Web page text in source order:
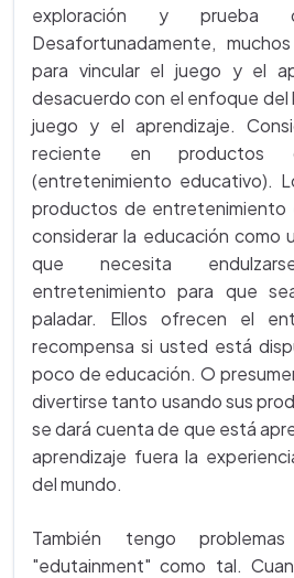
exploración y prueba
Desafortunadamente,
para vincular el juego y el
desacuerdo con el enfoque del
juego y el aprendizaje.
reciente en productos
(entretenimiento educativo).
productos de entretenimiento
considerar la educación como
que necesita
entretenimiento para que
paladar. Ellos ofrecen el
recompensa si usted está
poco de educación. O
divertirse tanto usando sus
se dará cuenta de que está
aprendizaje fuera la
del mundo.
También tengo
"edutainment" como tal.